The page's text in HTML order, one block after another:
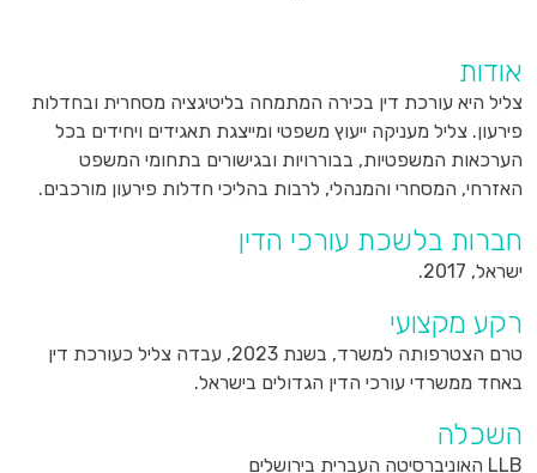
אודות
צליל היא עורכת דין בכירה המתמחה בליטיגציה מסחרית ובחדלות
פירעון. צליל מעניקה ייעוץ משפטי ומייצגת תאגידים ויחידים בכל
הערכאות המשפטיות, בבוררויות ובגישורים בתחומי המשפט
האזרחי, המסחרי והמנהלי, לרבות בהליכי חדלות פירעון מורכבים.
חברות בלשכת עורכי הדין
ישראל, 2017.
רקע מקצועי
טרם הצטרפותה למשרד, בשנת 2023, עבדה צליל כעורכת דין
באחד ממשרדי עורכי הדין הגדולים בישראל.
השכלה
LLB האוניברסיטה העברית בירושלים